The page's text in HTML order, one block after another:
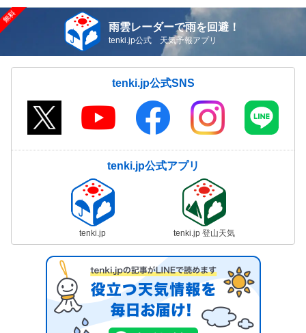
雨雲レーダーで雨を回避！
tenki.jp公式 天気予報アプリ
tenki.jp公式SNS
tenki.jp公式アプリ
tenki.jp tenki.jp 登山天気